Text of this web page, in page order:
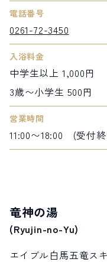
電話番号
0261-72-3450
入浴料金
中学生以上 1,000円
3歳〜小学生 500円
営業時間
11:00〜18:00 (受付終
竜神の湯
(Ryujin-no-Yu)
エイブル白馬五竜ス